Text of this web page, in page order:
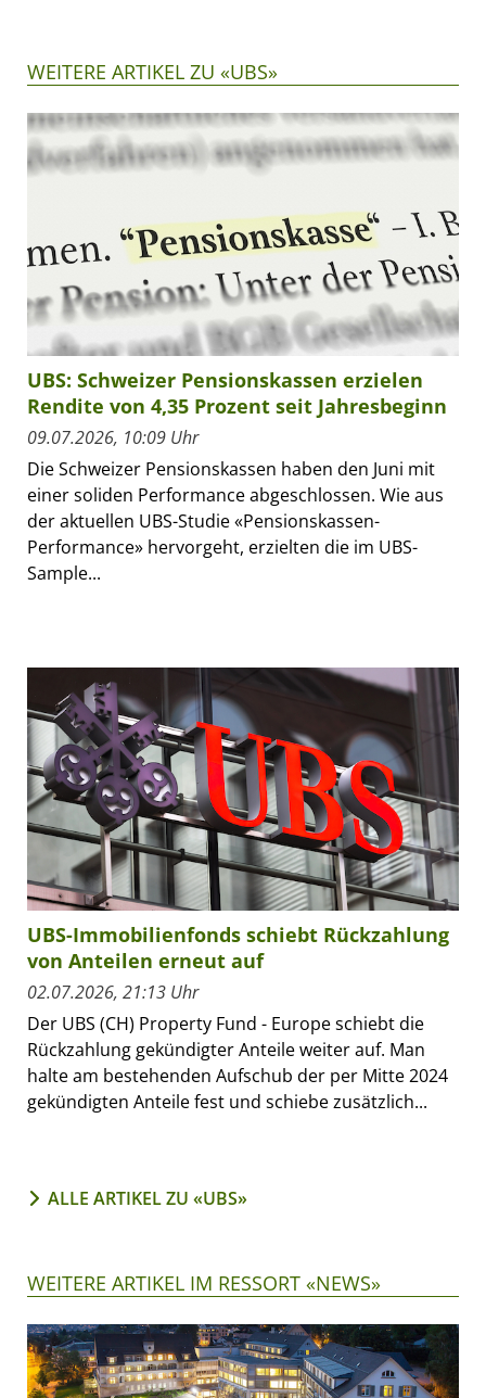
WEITERE ARTIKEL ZU «UBS»
UBS: Schweizer Pensionskassen erzielen
Rendite von 4,35 Prozent seit Jahresbeginn
09.07.2026, 10:09 Uhr
Die Schweizer Pensionskassen haben den Juni mit
einer soliden Performance abgeschlossen. Wie aus
der aktuellen UBS-Studie «Pensionskassen-
Performance» hervorgeht, erzielten die im UBS-
Sample...
UBS-Immobilienfonds schiebt Rückzahlung
von Anteilen erneut auf
02.07.2026, 21:13 Uhr
Der UBS (CH) Property Fund - Europe schiebt die
Rückzahlung gekündigter Anteile weiter auf. Man
halte am bestehenden Aufschub der per Mitte 2024
gekündigten Anteile fest und schiebe zusätzlich...
ALLE ARTIKEL ZU «UBS»
WEITERE ARTIKEL IM RESSORT «NEWS»